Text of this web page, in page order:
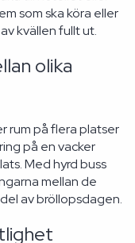
som ska köra eller
kvällen fullt ut.
olika
rum på flera platser
på en vacker
Med hyrd buss
mellan de
av bröllopsdagen.